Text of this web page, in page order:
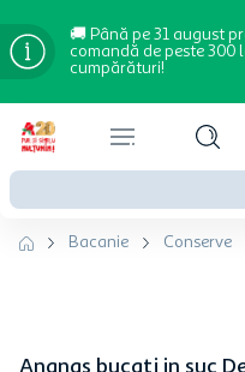
🚚 Până pe 31 august
comandă de peste 300
cumpărături!
Bacanie Conserve
Ananas bucati in suc